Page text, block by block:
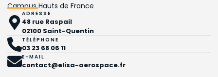
Campus Hauts de France
ADRESSE
48 rue Raspail
02100 Saint-Quentin
TÉLÉPHONE
03 23 68 06 11
E-MAIL
contact@elisa-aerospace.fr